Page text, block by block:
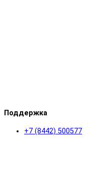
Поддержка
+7 (8442) 500577